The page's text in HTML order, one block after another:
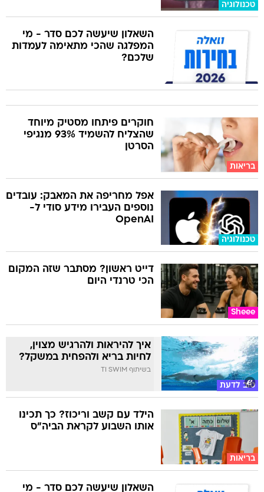
טכנולוגיה
השאלון שיעשה לכם סדר - מי
המפלגה שהכי מתאימה לעמדות
שלכם?
בריאות
חוקרים פיתחו מסטיק מיוחד
שהצליח להשמיד 93% מנגיפי
הסרטן
טכנולוגיה
אפל מחריפה את המאבק: עובדים
נוספים העבירו מידע סודי ל-
OpenAI
Sheee
דייט ראשון? מסתבר שזה המקום
הכי טרנדי היום
טוב לדעת
איך להיראות ולהרגיש מצוין,
לחיות בריא ולהפחית במשקל?
בשיתוף TI SWIM
בריאות
הילד עם קשב וריכוז? כך תכינו
אותו השבוע לקראת הביה"ס
השאלון שיעשה לכם סדר - מי